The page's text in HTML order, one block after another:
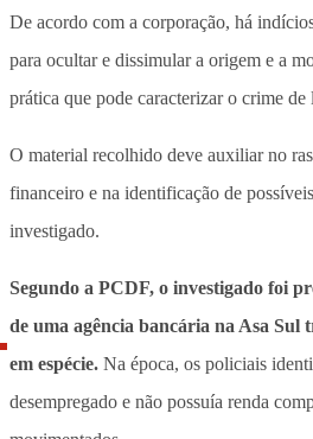
De acordo com a corporação, há
para ocultar e dissimular a origem e a
prática que pode caracterizar o crime
O material recolhido deve auxiliar no
financeiro e na identificação de
investigado.
Segundo a PCDF, o investigado foi
de uma agência bancária na Asa
em espécie. Na época, os policiais
desempregado e não possuía renda